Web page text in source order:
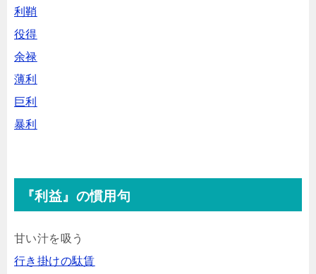
利鞘
役得
余禄
薄利
巨利
暴利
『利益』の慣用句
甘い汁を吸う
行き掛けの駄賃